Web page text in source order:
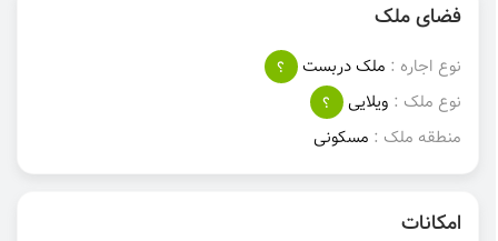
فضای ملک
نوع اجاره : ملک دربست
؟
نوع ملک : ویلایی
؟
منطقه ملک : مسکونی
امکانات